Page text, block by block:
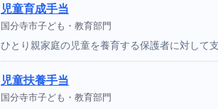
児童育成手当
国分寺市子ども・教育部門
ひとり親家庭の児童を養育する保護者に対して
児童扶養手当
国分寺市子ども・教育部門